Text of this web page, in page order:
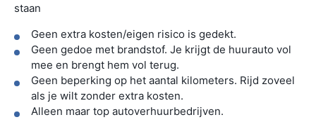
staan
Geen extra kosten/eigen risico is gedekt.
Geen gedoe met brandstof. Je krijgt de huurauto vol
mee en brengt hem vol terug.
Geen beperking op het aantal kilometers. Rijd zoveel
als je wilt zonder extra kosten.
Alleen maar top autoverhuurbedrijven.